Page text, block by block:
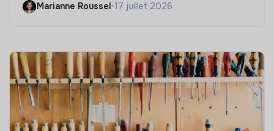
Marianne Roussel•17 juillet 2026